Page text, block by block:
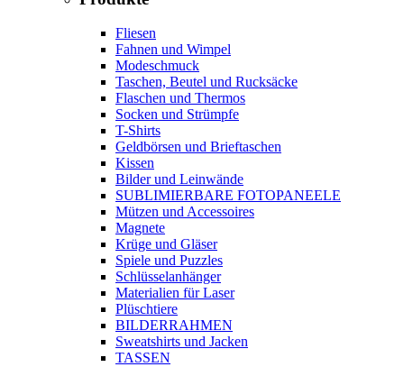
Fliesen
Fahnen und Wimpel
Modeschmuck
Taschen, Beutel und Rucksäcke
Flaschen und Thermos
Socken und Strümpfe
T-Shirts
Geldbörsen und Brieftaschen
Kissen
Bilder und Leinwände
SUBLIMIERBARE FOTOPANEELE
Mützen und Accessoires
Magnete
Krüge und Gläser
Spiele und Puzzles
Schlüsselanhänger
Materialien für Laser
Plüschtiere
BILDERRAHMEN
Sweatshirts und Jacken
TASSEN